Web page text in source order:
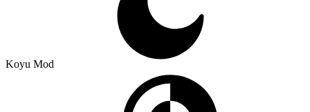
Koyu Mod